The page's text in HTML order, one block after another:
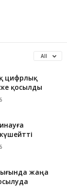
All
цифрлық
қосылды
жаңа